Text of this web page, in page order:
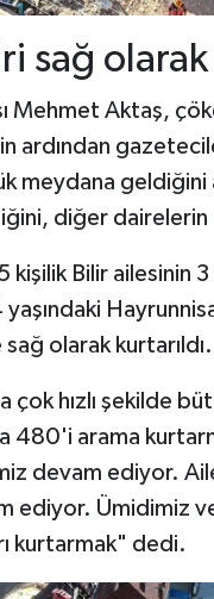
sağ olarak
Mehmet Aktaş,
ardından
meydana geldiğini
diğer
kişilik Bilir ailesinin
olarak kurtarıldı.
çok hızlı şekilde
480'i arama
devam ediyor.
ediyor. Ümidimiz
kurtarmak" dedi.